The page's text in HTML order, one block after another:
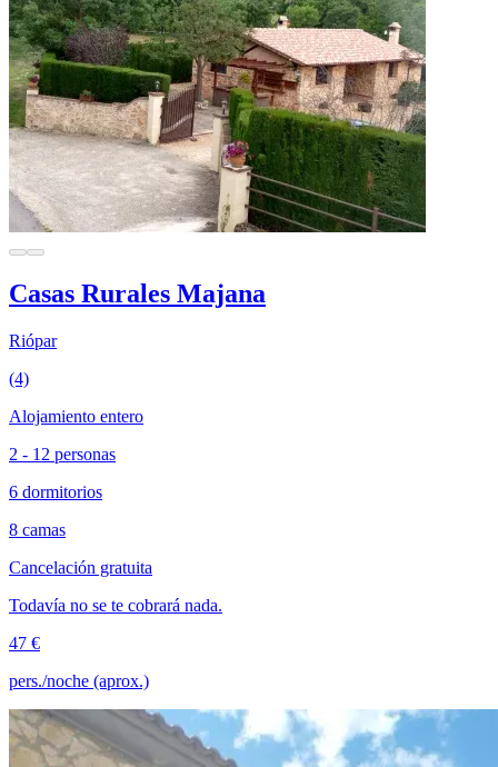
Casas Rurales Majana
Riópar
(4)
Alojamiento entero
2 - 12 personas
6 dormitorios
8 camas
Cancelación gratuita
Todavía no se te cobrará nada.
47 €
pers./noche (aprox.)